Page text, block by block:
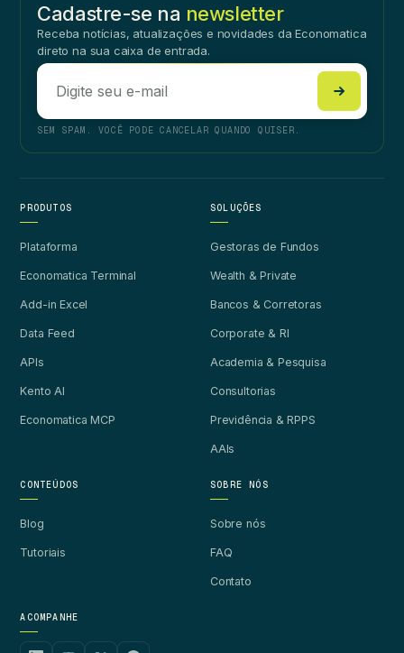
Cadastre-se na newsletter
Receba notícias, atualizações e novidades da Economatica
direto na sua caixa de entrada.
SEM SPAM. VOCÊ PODE CANCELAR QUANDO QUISER.
PRODUTOS
Plataforma
Economatica Terminal
Add-in Excel
Data Feed
APIs
Kento AI
Economatica MCP
SOLUÇÕES
Gestoras de Fundos
Wealth & Private
Bancos & Corretoras
Corporate & RI
Academia & Pesquisa
Consultorias
Previdência & RPPS
AAIs
CONTEÚDOS
Blog
Tutoriais
SOBRE NÓS
Sobre nós
FAQ
Contato
ACOMPANHE